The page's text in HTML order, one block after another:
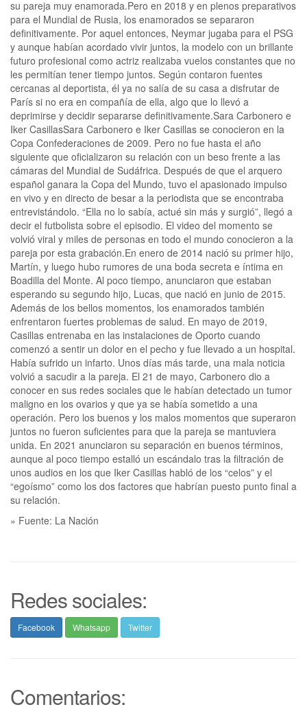
su pareja muy enamorada.Pero en 2018 y en plenos preparativos
para el Mundial de Rusia, los enamorados se separaron
definitivamente. Por aquel entonces, Neymar jugaba para el PSG
y aunque habían acordado vivir juntos, la modelo con un brillante
futuro profesional como actriz realizaba vuelos constantes que no
les permitían tener tiempo juntos. Según contaron fuentes
cercanas al deportista, él ya no salía de su casa a disfrutar de
París si no era en compañía de ella, algo que lo llevó a
deprimirse y decidir separarse definitivamente.Sara Carbonero e
Iker CasillasSara Carbonero e Iker Casillas se conocieron en la
Copa Confederaciones de 2009. Pero no fue hasta el año
siguiente que oficializaron su relación con un beso frente a las
cámaras del Mundial de Sudáfrica. Después de que el arquero
español ganara la Copa del Mundo, tuvo el apasionado impulso
en vivo y en directo de besar a la periodista que se encontraba
entrevistándolo. “Ella no lo sabía, actué sin más y surgió”, llegó a
decir el futbolista sobre el episodio. El video del momento se
volvió viral y miles de personas en todo el mundo conocieron a la
pareja por esta grabación.En enero de 2014 nació su primer hijo,
Martín, y luego hubo rumores de una boda secreta e íntima en
Boadilla del Monte. Al poco tiempo, anunciaron que estaban
esperando su segundo hijo, Lucas, que nació en junio de 2015.
Además de los bellos momentos, los enamorados también
enfrentaron fuertes problemas de salud. En mayo de 2019,
Casillas entrenaba en las instalaciones de Oporto cuando
comenzó a sentir un dolor en el pecho y fue llevado a un hospital.
Había sufrido un infarto. Unos días más tarde, una mala noticia
volvió a sacudir a la pareja. El 21 de mayo, Carbonero dio a
conocer en sus redes sociales que le habían detectado un tumor
maligno en los ovarios y que ya se había sometido a una
operación. Pero los buenos y los malos momentos que superaron
juntos no fueron suficientes para que la pareja se mantuviera
unida. En 2021 anunciaron su separación en buenos términos,
aunque al poco tiempo estalló un escándalo tras la filtración de
unos audios en los que Iker Casillas habló de los “celos” y el
“egoísmo” como los dos factores que habrían puesto punto final a
su relación.
» Fuente: La Nación
Redes sociales:
Facebook Whatsapp Twitter
Comentarios: